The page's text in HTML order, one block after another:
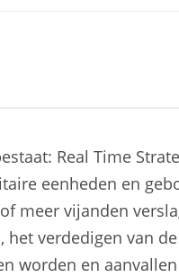
Real Time
eenheden en
meer vijanden
verdedigen van
worden en